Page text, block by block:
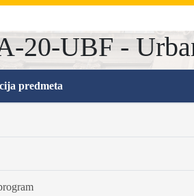
20-UBF -
predmeta